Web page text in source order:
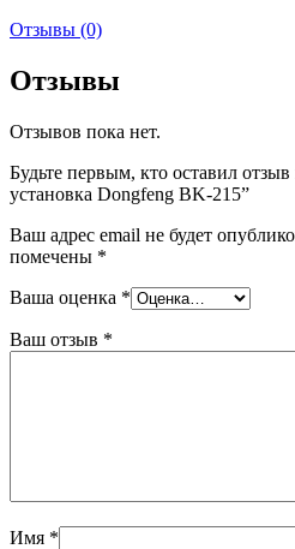
Отзывы (0)
Отзывы
Отзывов пока нет.
Будьте первым, кто оставил
установка Dongfeng BK-215”
Ваш адрес email не будет
помечены *
Ваша оценка *
Ваш отзыв *
Имя *